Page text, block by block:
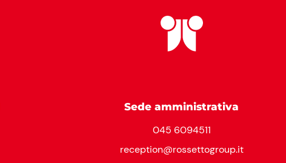
Sede amministrativa
045 6094511
reception@rossettogroup.it